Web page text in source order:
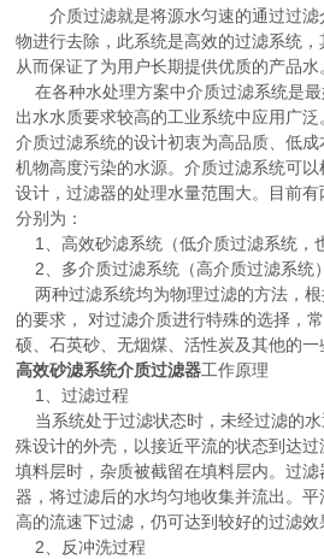
介质过滤就是将源水匀速的通过过滤
物进行去除，此系统是高效的过滤系统，
从而保证了为用户长期提供优质的产品水
在各种水处理方案中介质过滤系统是
出水水质要求较高的工业系统中应用广泛
介质过滤系统的设计初衷为高品质、低
机物高度污染的水源。介质过滤系统可
设计，过滤器的处理水量范围大。目前有
分别为：
1、高效砂滤系统（低介质过滤系统，
2、多介质过滤系统（高介质过滤系统）
两种过滤系统均为物理过滤的方法，
的要求， 对过滤介质进行特殊的选择，
硕、石英砂、无烟煤、活性炭及其他的一
高效砂滤系统介质过滤器工作原理
1、过滤过程
当系统处于过滤状态时，未经过滤的
殊设计的外壳，以接近平流的状态到达
填料层时，杂质被截留在填料层内。过
器，将过滤后的水均匀地收集并流出。
高的流速下过滤，仍可达到较好的过滤效
2、反冲洗过程